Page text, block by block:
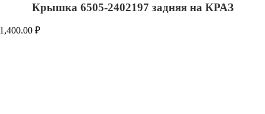
Крышка 6505-2402197 задняя на КРАЗ
1,400.00₽